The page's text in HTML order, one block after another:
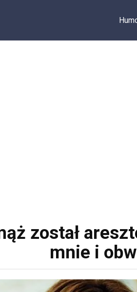
został
mnie i